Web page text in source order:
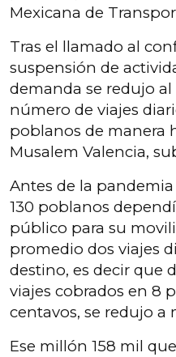
Mexicana de
Tras el llamado al
suspensión de
demanda se redujo
número de viajes
poblanos de manera
Musalem Valencia,
Antes de la
130 poblanos
público para su
promedio dos viajes
destino, es decir que
viajes cobrados en 8
centavos, se redujo a
Ese millón 158 mil